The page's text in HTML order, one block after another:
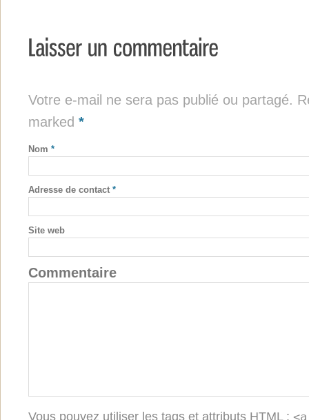
Votre e-mail ne sera pas publié ou partagé.
marked *
Nom *
Adresse de contact *
Site web
Commentaire
Vous pouvez utiliser les tags et attributs HTML :